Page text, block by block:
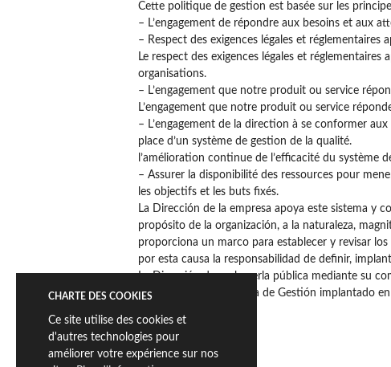
Cette politique de gestion est basée sur les
– L’engagement de répondre aux besoins et aux
– Respect des exigences légales et
Le respect des exigences légales et
organisations.
– L’engagement que notre produit ou service
L’engagement que notre produit ou service
– L’engagement de la direction à se conformer
place d’un système de gestion de la qualité.
l’amélioration continue de l’efficacité du système
– Assurer la disponibilité des ressources pour
les objectifs et les buts fixés.
La Dirección de la empresa apoya este sistema y
propósito de la organización, a la naturaleza,
proporciona un marco para establecer y revisar
por esta causa la responsabilidad de definir,
La Dirección desea hacerla pública mediante su
esta forma en el Sistema de Gestión implantado
CHARTE DES COOKIES
Ce site utilise des cookies et
d'autres technologies pour
améliorer votre expérience sur nos